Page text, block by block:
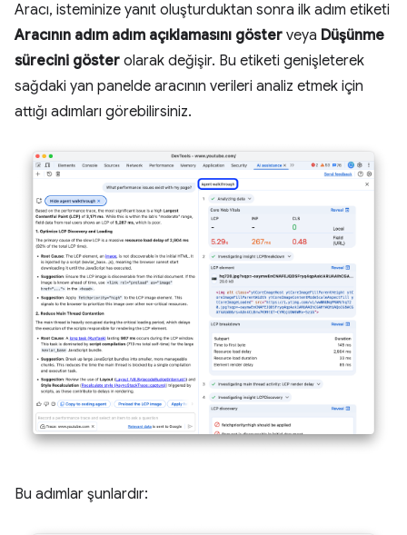
Aracı, isteminize yanıt oluşturduktan sonra ilk adım etiketi
Aracının adım adım açıklamasını göster veya Düşünme
sürecini göster olarak değişir. Bu etiketi genişleterek
sağdaki yan panelde aracının verileri analiz etmek için
attığı adımları görebilirsiniz.
Bu adımlar şunlardır: